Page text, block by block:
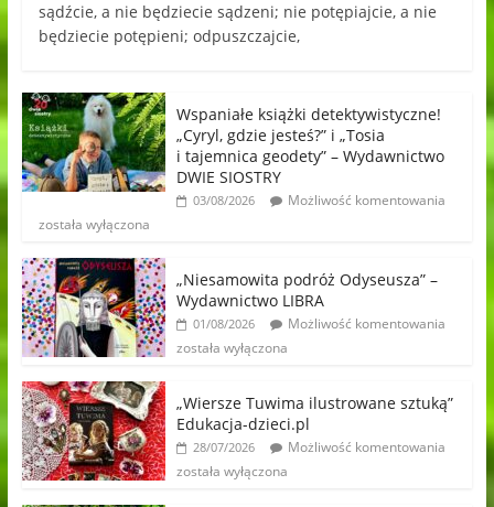
sądźcie, a nie będziecie sądzeni; nie potępiajcie, a nie
będziecie potępieni; odpuszczajcie,
Wspaniałe książki detektywistyczne!
„Cyryl, gdzie jesteś?” i „Tosia
i tajemnica geodety” – Wydawnictwo
DWIE SIOSTRY
03/08/2026
Możliwość komentowania
została wyłączona
„Niesamowita podróż Odyseusza” –
Wydawnictwo LIBRA
01/08/2026
Możliwość komentowania
została wyłączona
„Wiersze Tuwima ilustrowane sztuką”
Edukacja-dzieci.pl
28/07/2026
Możliwość komentowania
została wyłączona